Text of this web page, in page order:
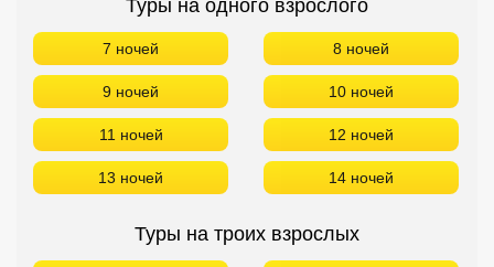
Туры на одного взрослого
7 ночей 8 ночей
9 ночей 10 ночей
11 ночей 12 ночей
13 ночей 14 ночей
Туры на троих взрослых